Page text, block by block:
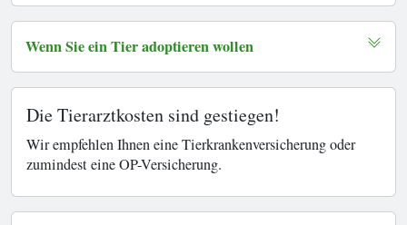
Wenn Sie ein Tier adoptieren wollen
Die Tierarztkosten sind gestiegen!
Wir empfehlen Ihnen eine Tierkrankenversicherung oder
zumindest eine OP-Versicherung.